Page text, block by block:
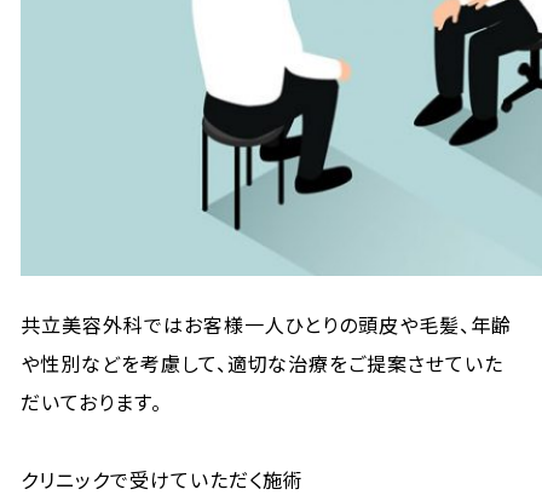
共立美容外科ではお客様一人ひとりの頭皮や毛髪、年齢
や性別などを考慮して、適切な治療をご提案させていた
だいております。
クリニックで受けていただく施術